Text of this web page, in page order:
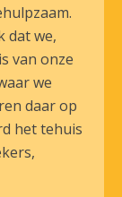
dat we,
van onze
we
daar op
het tehuis